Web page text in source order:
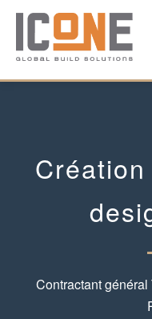
Contractant